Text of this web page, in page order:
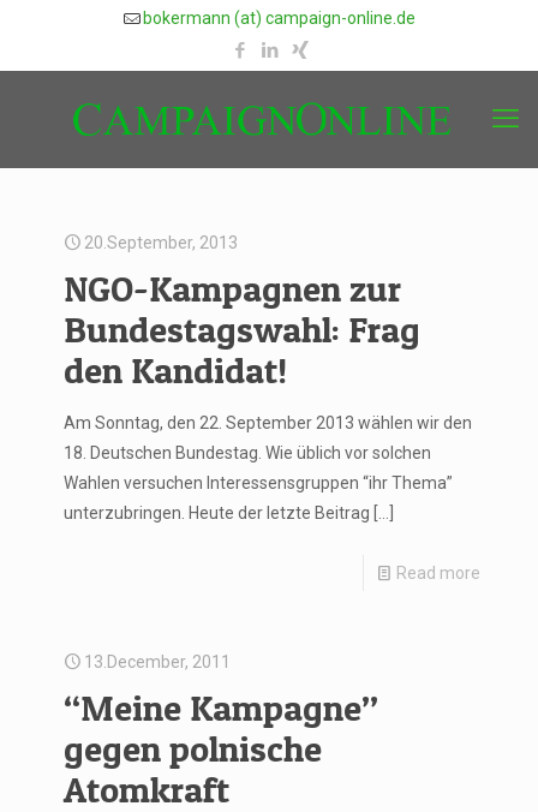
bokermann (at) campaign-online.de
20.September, 2013
NGO-Kampagnen zur
Bundestagswahl: Frag
den Kandidat!
Am Sonntag, den 22. September 2013 wählen wir den
18. Deutschen Bundestag. Wie üblich vor solchen
Wahlen versuchen Interessensgruppen “ihr Thema”
unterzubringen. Heute der letzte Beitrag
Read more
13.December, 2011
“Meine Kampagne”
gegen polnische
Atomkraft